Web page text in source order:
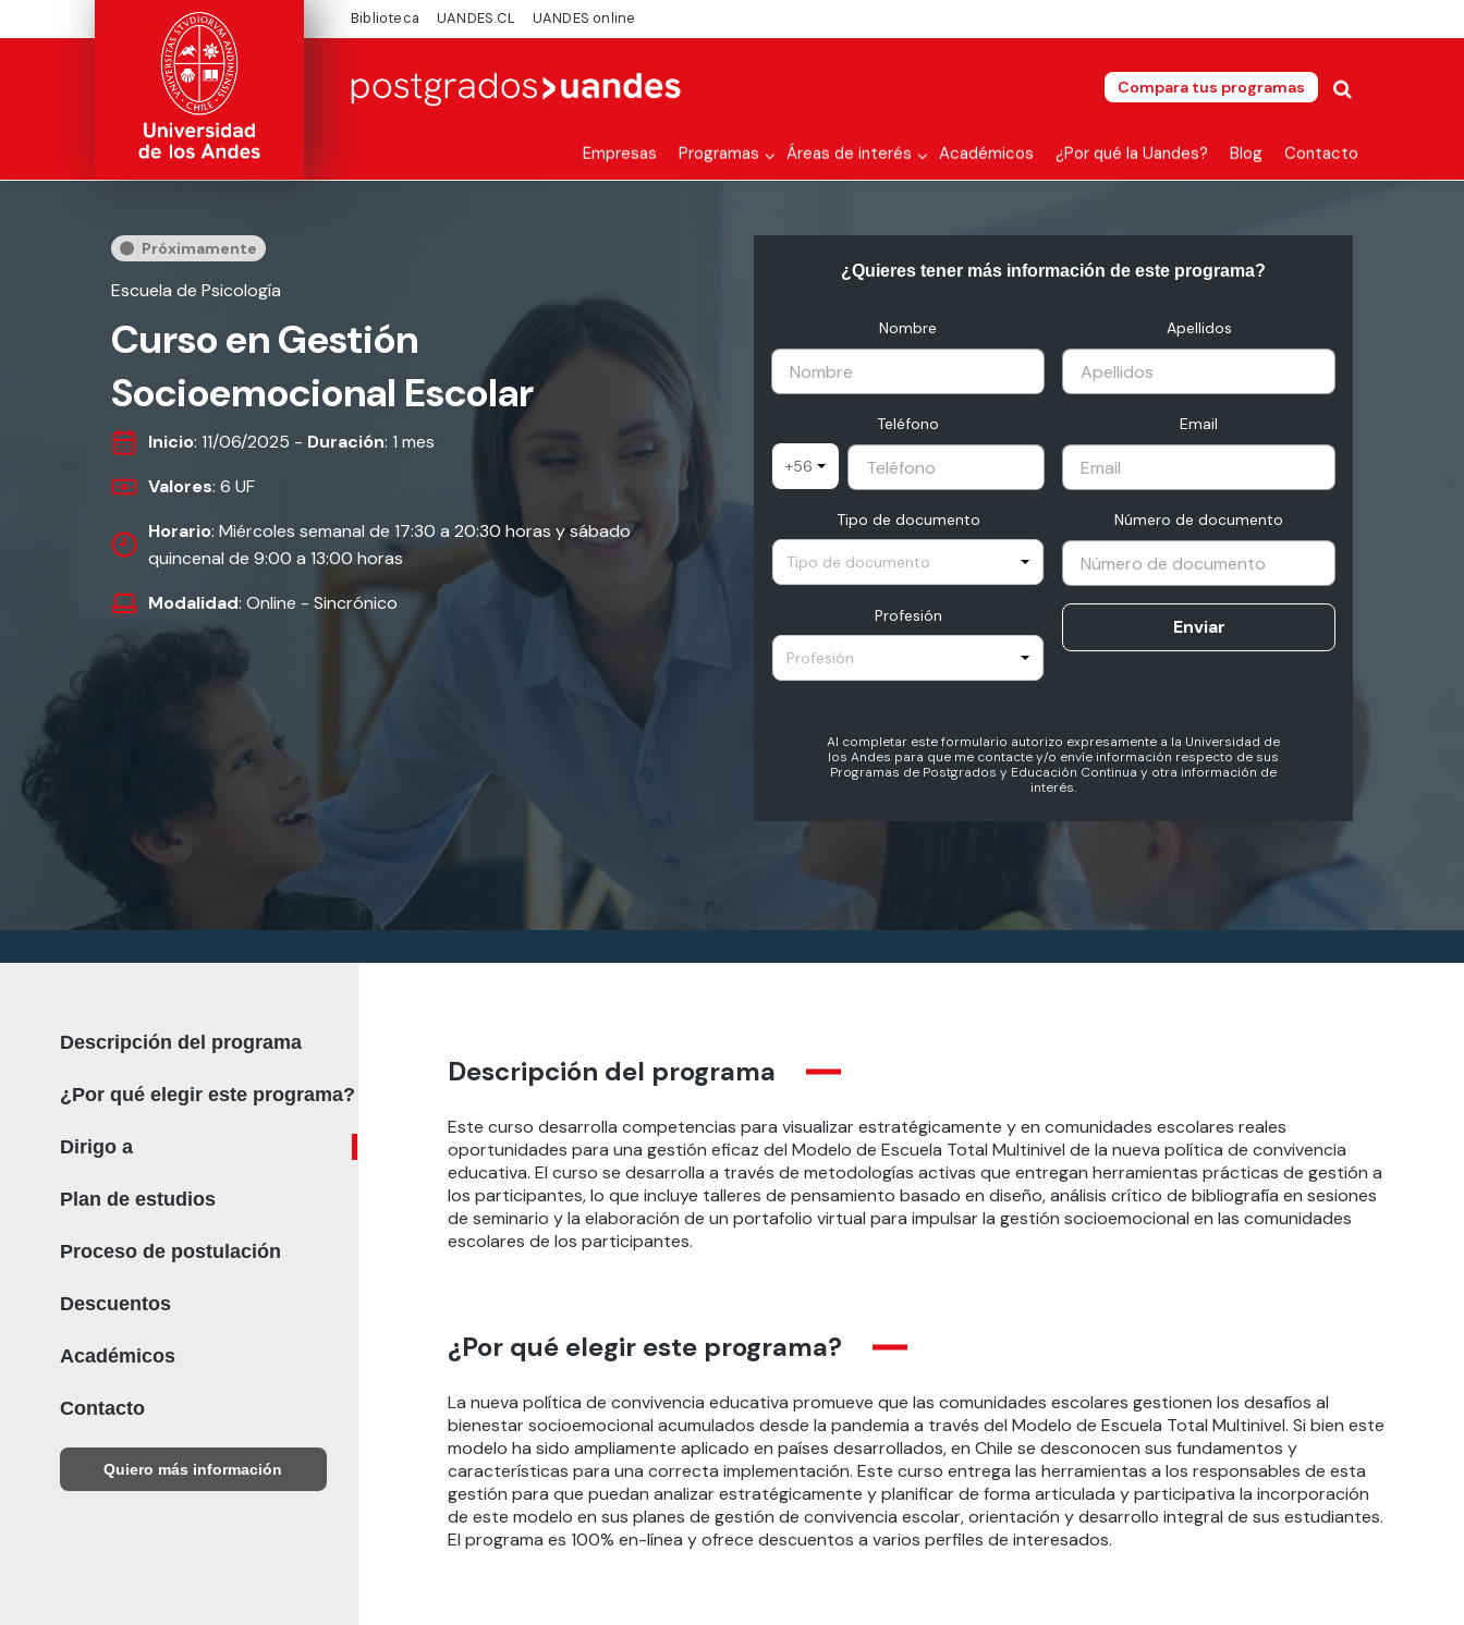
Biblioteca UANDES.CL UANDES online
Compara tus programas
Empresas Programas Áreas de interés Académicos ¿Por qué la Uandes? Blog Contacto
Próximamente
Escuela de Psicología
Curso en Gestión
Socioemocional Escolar
Inicio: 11/06/2025 - Duración: 1 mes
Valores: 6 UF
Horario: Miércoles semanal de 17:30 a 20:30 horas y sábado
quincenal de 9:00 a 13:00 horas
Modalidad: Online - Sincrónico
¿Quieres tener más información de este programa?
Nombre Apellidos
Teléfono
+56
Email
Tipo de documento
Tipo de documento
Número de documento
Profesión
Profesión
Enviar
Al completar este formulario autorizo expresamente a la Universidad de
los Andes para que me contacte y/o envíe información respecto de sus
Programas de Postgrados y Educación Continua y otra información de
interés.
Descripción del programa
¿Por qué elegir este programa?
Dirigo a
Plan de estudios
Proceso de postulación
Descuentos
Académicos
Contacto
Quiero más información
Descripción del programa
Este curso desarrolla competencias para visualizar estratégicamente yen comunidades escolares reales
oportunidades para una gestión eficaz del Modelo de Escuela Total Multinivel de la nueva política de convivencia
educativa. El curso se desarrolla a través de metodologías activas que entregan herramientas prácticas de gestión a
los participantes, lo que incluye talleres de pensamiento basado en diseño,análisis crítico de bibliografía en sesiones
de seminario yla elaboración de un portafolio virtual para impulsar la gestión socioemocional en las comunidades
escolares de los participantes.
¿Por qué elegir este programa?
La nueva política de convivencia educativa promueve que las comunidades escolares gestionen los desafíos al
bienestar socioemocional acumulados desde la pandemia a través del Modelo de Escuela Total Multinivel. Si bien este
modelo ha sido ampliamente aplicado en países desarrollados, en Chile se desconocen sus fundamentos y
características para una correcta implementación. Este curso entrega las herramientas a los responsables de esta
gestión para que puedan analizar estratégicamente y planificar de forma articulada y participativa la incorporación
de este modelo en sus planes de gestión de convivencia escolar,orientación y desarrollo integral de sus estudiantes.
El programa es 100% en-línea y ofrece descuentos a varios perfiles de interesados.